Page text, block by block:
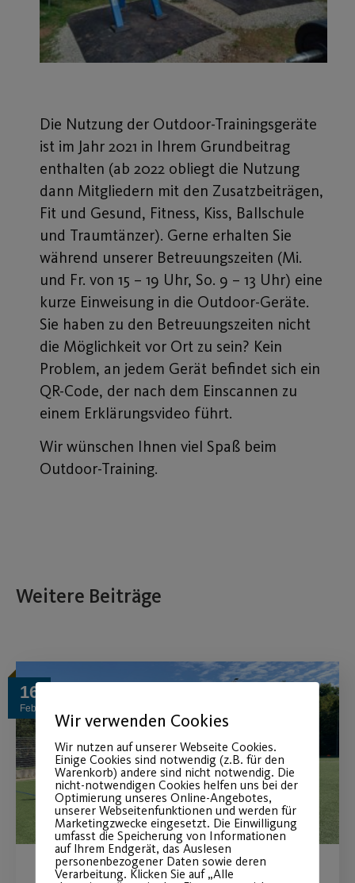
Die Nutzung der Outdoor-Trainingsgeräte
ist im Jahr 2021 in Ihrem Grundbeitrag
enthalten (ab 2022 obliegt die Nutzung
dann Mitgliedern mit den Zusatzbeiträgen,
Fit und Gesund, Fitness, Kiss, Ballschule
und Traumtänzer). Gerne erhalten Sie
während unserer Betreuungszeiten (Mi.
und Fr. von 15 – 19 Uhr, So. 9 – 13 Uhr) eine
kurze Einweisung in die Outdoor-Geräte.
Sie haben zu den Betreuungszeiten nicht
die Möglichkeit vor Ort zu sein? Kein
Problem, an jedem Gerät befindet sich ein
QR-Code, der nach dem Einscannen zu
einem Erklärungsvideo führt.
Wir wünschen Ihnen viel Spaß beim
Outdoor-Training.
Weitere Beiträge
16
Feb.
Wir verwenden Cookies
Wir nutzen auf unserer Webseite Cookies.
Einige Cookies sind notwendig (z.B. für den
Warenkorb) andere sind nicht notwendig. Die
nicht-notwendigen Cookies helfen uns bei der
Optimierung unseres Online-Angebotes,
unserer Webseitenfunktionen und werden für
Marketingzwecke eingesetzt. Die Einwilligung
umfasst die Speicherung von Informationen
auf Ihrem Endgerät, das Auslesen
personenbezogener Daten sowie deren
Verarbeitung. Klicken Sie auf „Alle